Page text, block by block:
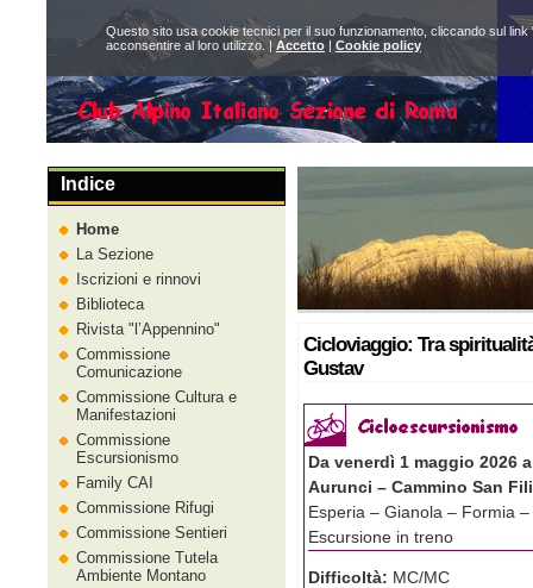
Cicloviaggio: Tra
Gustav
Da venerdì 1 maggio 2026
Aurunci – Cammino San
Esperia – Gianola – Formia
Escursione in treno
Difficoltà: MC/MC
Indice
Home
La Sezione
Iscrizioni e rinnovi
Biblioteca
Rivista
l’Appennino
Commissione
Comunicazione
Commissione Cultura e
Manifestazioni
Commissione
Escursionismo
Family CAI
Commissione Rifugi
Commissione Sentieri
Commissione Tutela
Ambiente Montano
Questo sito usa cookie tecnici per il suo funzionamento, cliccando sul
acconsentire al loro utilizzo. |Accetto | Cookie policy